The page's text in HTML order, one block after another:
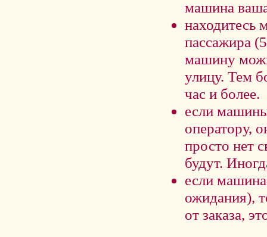
машина
находитесь
пассажира
машину
улицу. Тем
час и более.
если
оператору,
просто нет
будут.
если
ожидания),
от заказа,